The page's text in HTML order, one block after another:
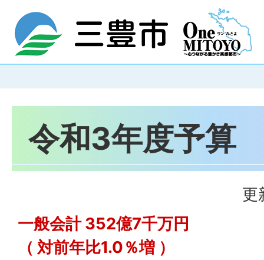
令和3年度予算
更
一般会計 352億7千万円
（ 対前年比1.0％増 ）